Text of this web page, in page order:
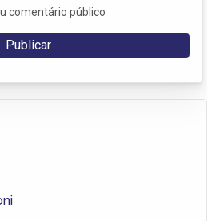
comentário público